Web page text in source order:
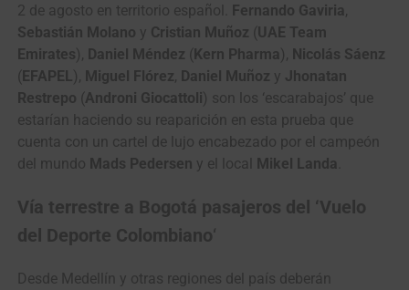
2 de agosto en territorio español. Fernando Gaviria,
Sebastián Molano y Cristian Muñoz (UAE Team
Emirates), Daniel Méndez (Kern Pharma), Nicolás Sáenz
(EFAPEL), Miguel Flórez, Daniel Muñoz y Jhonatan
Restrepo (Androni Giocattoli) son los ‘escarabajos’ que
estarían haciendo su reaparición en esta prueba que
cuenta con un cartel de lujo encabezado por el campeón
del mundo Mads Pedersen y el local Mikel Landa
Vía terrestre a Bogotá pasajeros del ‘Vuelo
del Deporte Colombiano‘
Desde Medellín y otras regiones del país deberán